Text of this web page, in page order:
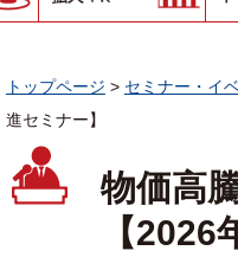
トップページ > セミナー・イ
進セミナー】
物価高
【